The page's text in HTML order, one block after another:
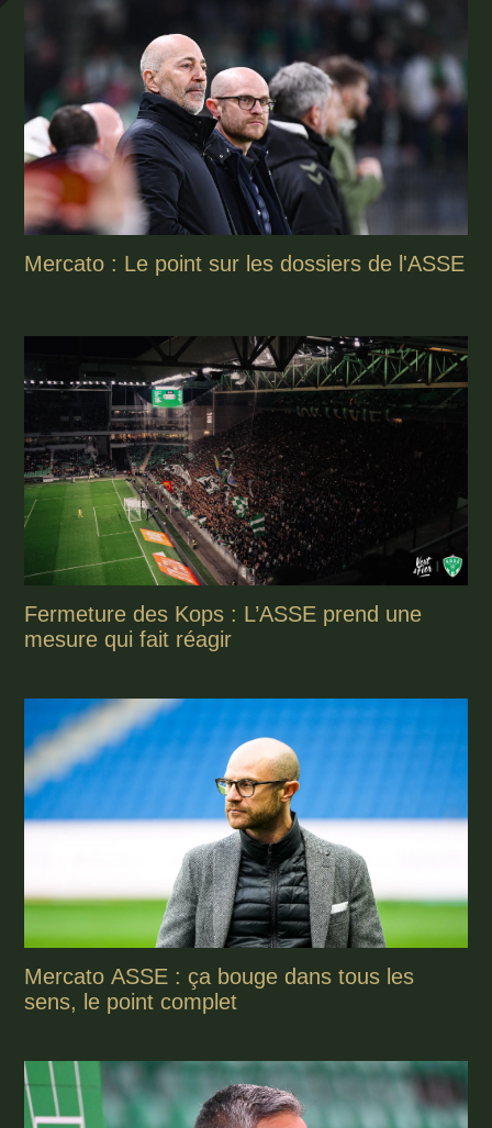
Mercato : Le point sur les dossiers de l'ASSE
Fermeture des Kops : L’ASSE prend une
mesure qui fait réagir
Mercato ASSE : ça bouge dans tous les
sens, le point complet